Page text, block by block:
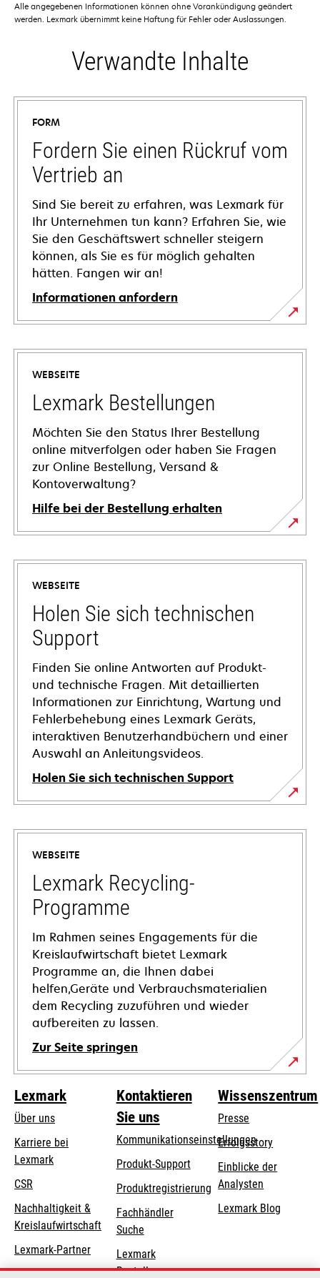
Alle angegebenen Informationen können ohne Vorankündigung geändert
werden. Lexmark übernimmt keine Haftung für Fehler oder Auslassungen.
Verwandte Inhalte
FORM
Fordern Sie einen Rückruf vom
Vertrieb an
Sind Sie bereit zu erfahren, was Lexmark für
Ihr Unternehmen tun kann? Erfahren Sie, wie
Sie den Geschäftswert schneller steigern
können, als Sie es für möglich gehalten
hätten. Fangen wir an!
Informationen anfordern
WEBSEITE
Lexmark Bestellungen
Möchten Sie den Status Ihrer Bestellung
online mitverfolgen oder haben Sie Fragen
zur Online Bestellung, Versand &
Kontoverwaltung?
Hilfe bei der Bestellung erhalten
WEBSEITE
Holen Sie sich technischen
Support
Finden Sie online Antworten auf Produkt-
und technische Fragen. Mit detaillierten
Informationen zur Einrichtung, Wartung und
Fehlerbehebung eines Lexmark Geräts,
interaktiven Benutzerhandbüchern und einer
Auswahl an Anleitungsvideos.
Holen Sie sich technischen Support
wird
in
neuen
Registerkarte
geöffnet
WEBSEITE
Lexmark Recycling-
Programme
Im Rahmen seines Engagements für die
Kreislaufwirtschaft bietet Lexmark
Programme an, die Ihnen dabei
helfen,Geräte und Verbrauchsmaterialien
dem Recycling zuzuführen und wieder
aufbereiten zu lassen.
Zur Seite springen
Lexmark
Über uns
Karriere bei
Lexmark
CSR
Nachhaltigkeit &
Kreislaufwirtschaft
Lexmark-Partner
Kontaktieren
Sie uns
Kommunikationseinstellungen
wird
in
einer
neuen
Registerkarte
geöffnet
Produkt-Supportwird
einer
neuen
Produktregistrierung
Fachhändler
Suche
Lexmark
Bestellungen
Wissenszentrum
Presse
Erfolgsstory
Einblicke der
Analysten
Lexmark Blog